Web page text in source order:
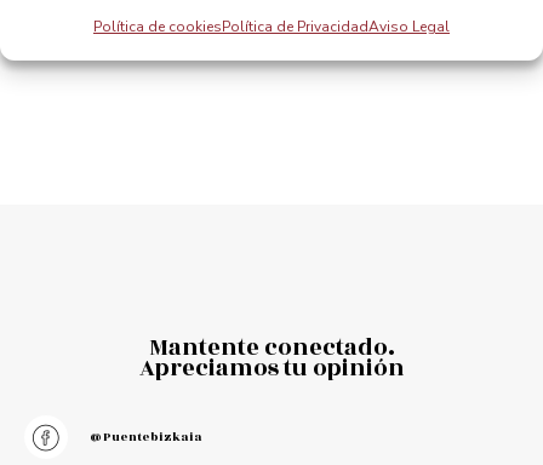
Política de cookiesPolítica de PrivacidadAviso Legal
Mantente conectado.
Apreciamos tu opinión
@puentebizkaia